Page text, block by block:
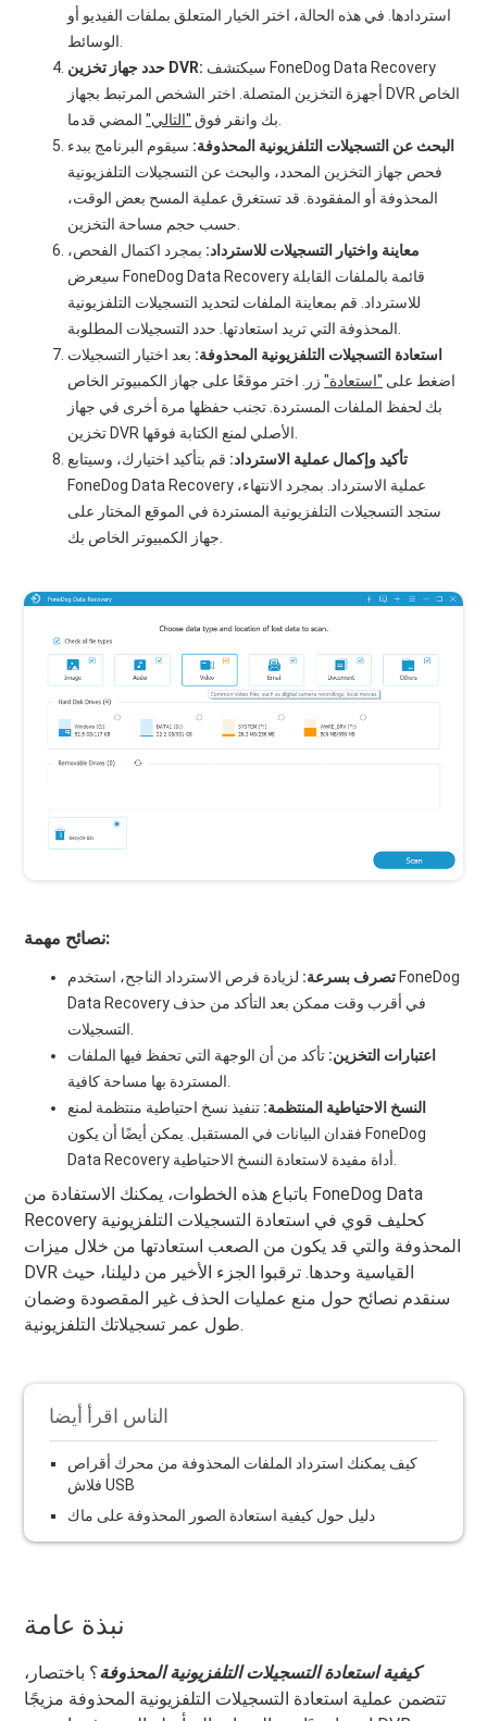
استردادها. في هذه الحالة، اختر الخيار المتعلق بملفات الفيديو أو
الوسائط.
حدد جهاز تخزين DVR:
أجهزة التخزين المتصلة. اختر الشخص المرتبط بجهاز DVR الخاص
بك وانقر فوق "التالي"
المضي قدما.
البحث عن التسجيلات التلفزيونية المحذوفة: سيقوم البرنامج ببدء
فحص جهاز التخزين المحدد، والبحث عن التسجيلات التلفزيونية
المحذوفة أو المفقودة. قد تستغرق عملية المسح بعض الوقت،
حسب حجم مساحة التخزين.
معاينة واختيار التسجيلات للاسترداد: بمجرد اكتمال الفحص،
سيعرض FoneDog Data Recovery قائمة بالملفات القابلة
للاسترداد. قم بمعاينة الملفات لتحديد التسجيلات التلفزيونية
المحذوفة التي تريد استعادتها. حدد التسجيلات المطلوبة.
استعادة التسجيلات التلفزيونية المحذوفة: بعد اختيار التسجيلات
اضغط على "استعادة"زر. اختر موقعًا على جهاز الكمبيوتر الخاص
بك لحفظ الملفات المستردة. تجنب حفظها مرة أخرى في جهاز
تخزين DVR الأصلي لمنع الكتابة فوقها.
تأكيد وإكمال عملية الاسترداد: قم بتأكيد اختيارك، وسيتابع
FoneDog Data Recovery عملية الاسترداد. بمجرد الانتهاء،
ستجد التسجيلات التلفزيونية المستردة في الموقع المختار على
جهاز الكمبيوتر الخاص بك.
نصائح مهمة:
تصرف بسرعة: لزيادة فرص الاسترداد الناجح، استخدم FoneDog
Data Recovery في أقرب وقت ممكن بعد التأكد من حذف
التسجيلات.
اعتبارات التخزين: تأكد من أن الوجهة التي تحفظ فيها الملفات
المستردة بها مساحة كافية.
النسخ الاحتياطية المنتظمة: تنفيذ نسخ احتياطية منتظمة لمنع
فقدان البيانات في المستقبل. يمكن أيضًا أن يكون FoneDog
Data Recovery أداة مفيدة لاستعادة النسخ الاحتياطية.
باتباع هذه الخطوات، يمكنك الاستفادة من FoneDog Data
Recovery كحليف قوي في استعادة التسجيلات التلفزيونية
المحذوفة والتي قد يكون من الصعب استعادتها من خلال ميزات
DVR القياسية وحدها. ترقبوا الجزء الأخير من دليلنا، حيث
سنقدم نصائح حول منع عمليات الحذف غير المقصودة وضمان
طول عمر تسجيلاتك التلفزيونية.
الناس اقرأ أيضا
كيف يمكنك استرداد الملفات المحذوفة من محرك أقراص
فلاش USB
دليل حول كيفية استعادة الصور المحذوفة على ماك
نبذة عامة
كيفية استعادة التسجيلات التلفزيونية المحذوفة؟ باختصار،
تتضمن عملية استعادة التسجيلات التلفزيونية المحذوفة مزيجًا